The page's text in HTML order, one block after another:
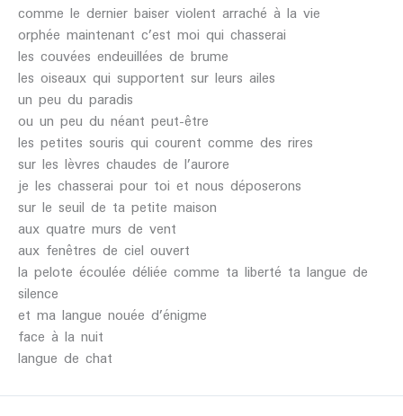
comme le dernier baiser violent arraché à la vie
orphée maintenant c’est moi qui chasserai
les couvées endeuillées de brume
les oiseaux qui supportent sur leurs ailes
un peu du paradis
ou un peu du néant peut-être
les petites souris qui courent comme des rires
sur les lèvres chaudes de l’aurore
je les chasserai pour toi et nous déposerons
sur le seuil de ta petite maison
aux quatre murs de vent
aux fenêtres de ciel ouvert
la pelote écoulée déliée comme ta liberté ta langue de
silence
et ma langue nouée d’énigme
face à la nuit
langue de chat